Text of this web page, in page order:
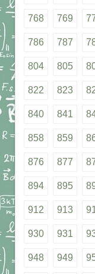
768 769
786 787
804 805
822 823
840 841
858 859
876 877
894 895
912 913
930 931
948 949